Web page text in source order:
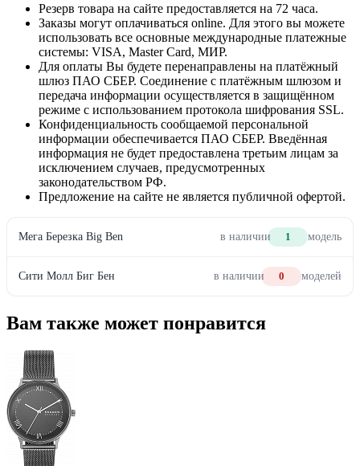
Резерв товара на сайте предоставляется на 72 часа.
Заказы могут оплачиваться online. Для этого вы можете
использовать все основные международные платежные
системы: VISA, Master Card, МИР.
Для оплаты Вы будете перенаправлены на платёжный
шлюз ПАО СБЕР. Соединение с платёжным шлюзом и
передача информации осуществляется в защищённом
режиме с использованием протокола шифрования SSL.
Конфиденциальность сообщаемой персональной
информации обеспечивается ПАО СБЕР. Введённая
информация не будет предоставлена третьим лицам за
исключением случаев, предусмотренных
законодательством РФ.
Предложение на сайте не является публичной офертой.
Мега Березка Big Ben в наличии 1 модель
Сити Молл Биг Бен в наличии 0 моделей
Вам также может понравится